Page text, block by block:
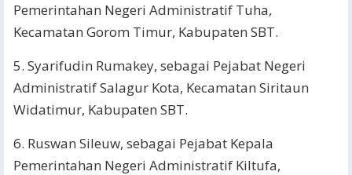
Pemerintahan Negeri Administratif Tuha,
Kecamatan Gorom Timur, Kabupaten SBT.
5. Syarifudin Rumakey, sebagai Pejabat Negeri
Administratif Salagur Kota, Kecamatan Siritaun
Widatimur, Kabupaten SBT.
6. Ruswan Sileuw, sebagai Pejabat Kepala
Pemerintahan Negeri Administratif Kiltufa,